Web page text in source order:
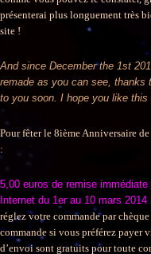
présenterai plus longuement très
site !
And since December the 1st
remade as you can see, thanks
to you soon. I hope you like this
Pour fêter le 8ième Anniversaire
:
5,00 euros de remise
Internet du 1er au 10 mars 2014
réglez votre commande par
commande si vous préférez payer
d’envoi sont gratuits pour toute